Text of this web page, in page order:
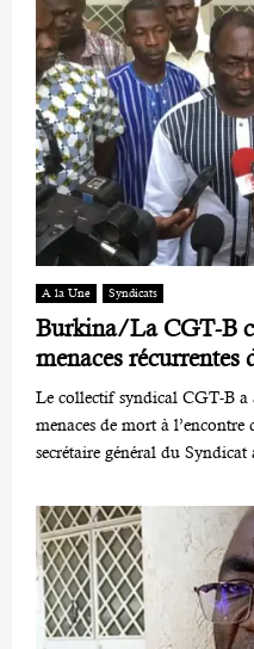
A la Une Syndicats
Burkina/La CGT-B
menaces récurrentes
Le collectif syndical CGT-B a
menaces de mort à
secrétaire général du Syndicat